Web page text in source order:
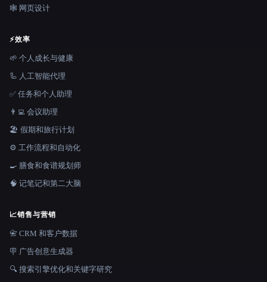
🕸 网页设计
⚡效率
🌱 个人成长与健康
🦾 人工智能代理
✅ 任务和个人助理
👨‍💻 会议助理
🏖 假期和旅行计划
⚙️ 工作流程和自动化
🍳 膳食和食谱规划师
🧠 记笔记和第二大脑
📈销售与营销
📇 CRM 和客户数据
🪧 广告创意生成器
🔍 搜索引擎优化和关键字研究